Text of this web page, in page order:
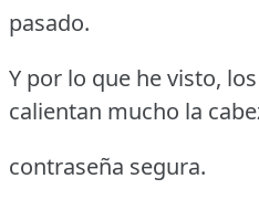
pasado.
Y por lo que he visto,
calientan mucho la
contraseña segura.